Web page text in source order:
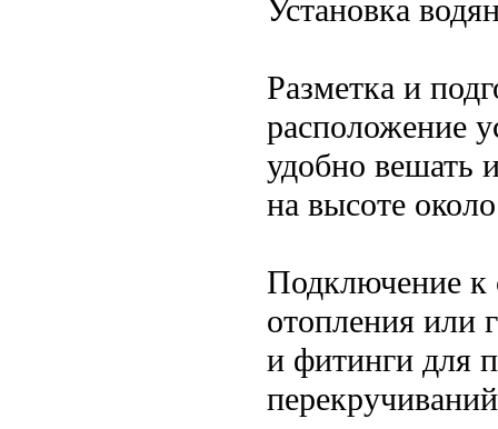
Установка
Разметка и
расположение
удобно вешать
на высоте
Подключение к
отопления или
и фитинги для